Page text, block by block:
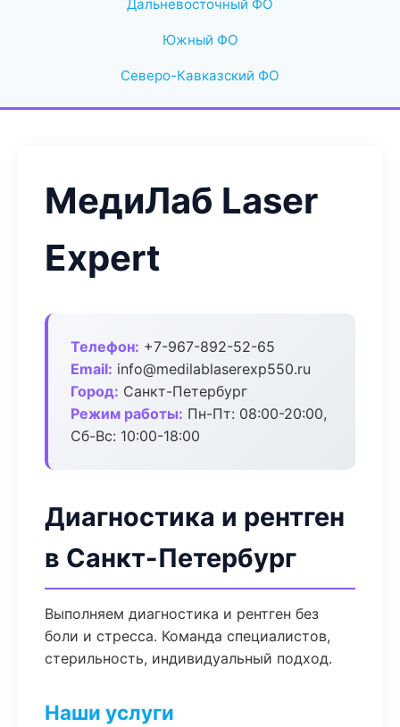
Дальневосточный ФО
Южный ФО
Северо-Кавказский ФО
МедиЛаб Laser
Expert
Телефон: +7-967-892-52-65
Email: info@medilablaserexp550.ru
Город: Санкт-Петербург
Режим работы: Пн-Пт: 08:00-20:00,
Сб-Вс: 10:00-18:00
Диагностика и рентген
в Санкт-Петербург
Выполняем диагностика и рентген без
боли и стресса. Команда специалистов,
стерильность, индивидуальный подход.
Наши услуги